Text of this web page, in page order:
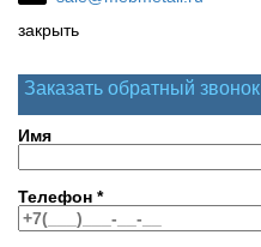
закрыть
Заказать обратный звонок
Имя
Телефон *